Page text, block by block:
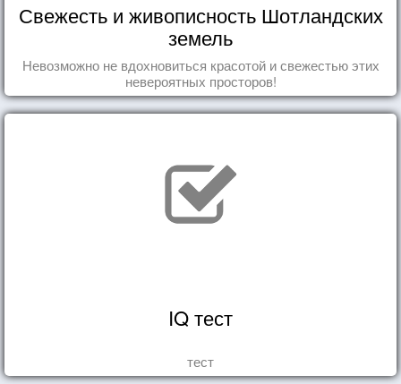
Свежесть и живописность Шотландских
земель
Невозможно не вдохновиться красотой и свежестью этих
невероятных просторов!
IQ тест
тест